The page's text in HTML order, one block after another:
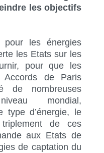
les objectifs
pour les énergies
les Etats sur les
pour que les
de Paris
de nombreuses
mondial,
type d’énergie, le
de ces
aux Etats de
de captation du